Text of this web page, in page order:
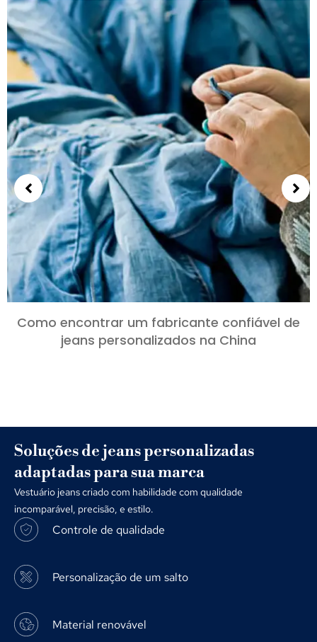
Como encontrar um fabricante confiável de
jeans personalizados na China
Soluções de jeans personalizadas
adaptadas para sua marca
Vestuário jeans criado com habilidade com qualidade
incomparável, precisão, e estilo.
Controle de qualidade
Personalização de um salto
Material renovável